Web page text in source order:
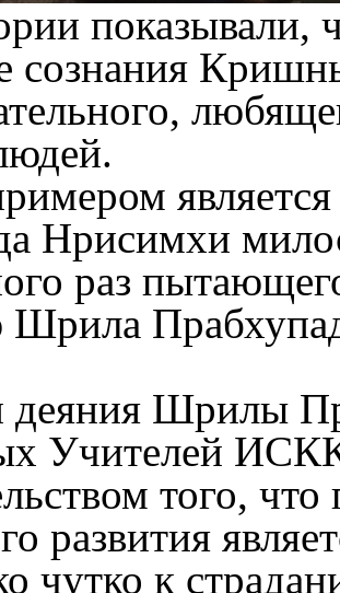
сознания
Нрисимхи
раз
Шрила
Шрилы
Учителей
того,
развития
чутко к